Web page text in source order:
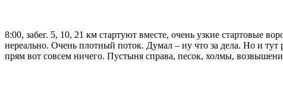
8:00, забег. 5, 10, 21 км стартуют вместе, очень узкие стартовые
нереально. Очень плотный поток. Думал – ну что за дела. Но и
прям вот совсем ничего. Пустыня справа, песок, холмы,